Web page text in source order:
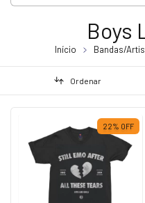
Boys
Início Bandas/
Ordenar
22% OFF